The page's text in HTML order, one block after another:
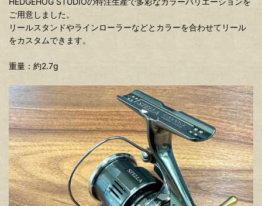
ご用意しました。
リールスタンドやラインローラーなどとカラーを合わせてリール
をカスタムできます。
重量：約2.7g